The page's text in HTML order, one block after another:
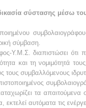
σύστασης μέσω
σύμβαση.
Υ.Μ.Σ. διαπιστώσει ότι
και τη νομιμότητά
τους συμβαλλόμενους
τα
αυτόματα τις